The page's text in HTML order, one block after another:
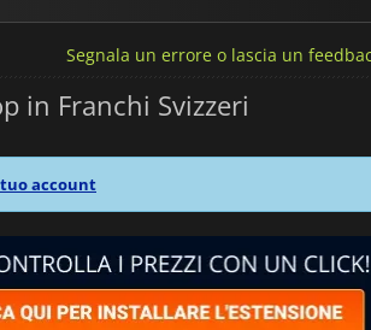
Segnala un errore o lascia un
in Franchi Svizzeri
account